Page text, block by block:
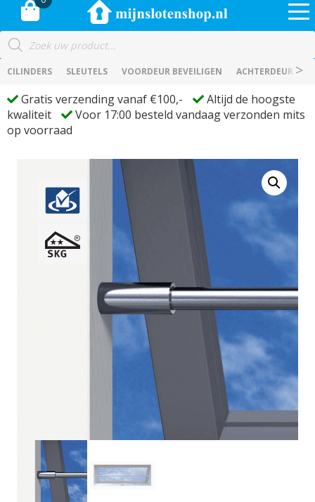
Producten
zoeken
CILINDERS SLEUTELS VOORDEUR BEVEILIGEN ACHTERDEUR
Gratis verzending vanaf €100,-
Altijd de hoogste
kwaliteit
Voor 17:00 besteld vandaag verzonden mits
op voorraad